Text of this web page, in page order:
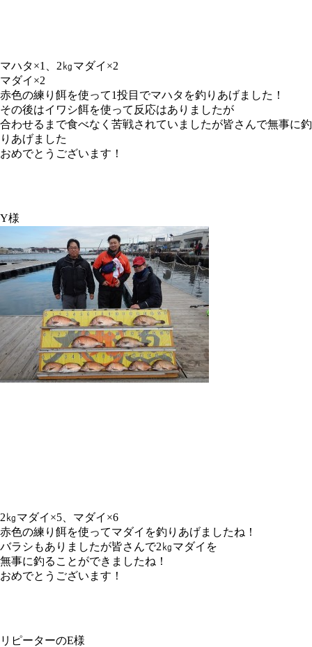
マハタ×1、2㎏マダイ×2
マダイ×2
赤色の練り餌を使って1投目でマハタを釣りあげました！
その後はイワシ餌を使って反応はありましたが
合わせるまで食べなく苦戦されていましたが皆さんで無事に釣
りあげました
おめでとうございます！
Y様
2㎏マダイ×5、マダイ×6
赤色の練り餌を使ってマダイを釣りあげましたね！
バラシもありましたが皆さんで2㎏マダイを
無事に釣ることができましたね！
おめでとうございます！
リピーターのE様